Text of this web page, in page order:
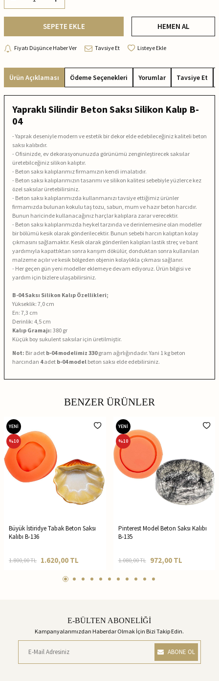
SEPETE EKLE HEMEN AL
Fiyatı Düşünce Haber Ver Tavsiye Et Listeye Ekle
Ürün Açıklaması Ödeme Seçenekleri Yorumlar Tavsiye Et
Yapraklı Silindir Beton Saksı Silikon Kalıp B-
04
- Yaprak deseniyle modern ve estetik bir dekor elde edebileceğiniz kaliteli beton
saksı kalıbıdır.
- Ofisinizde, ev dekorasyonunuzda görünümü zenginleştirecek saksılar
üretebilceğiniz silikon kalıptır.
- Beton saksı kalıplarımız firmamızın kendi imalatıdır.
- Beton saksı kalıplarımızın tasarımı ve silikon kalitesi sebebiyle yüzlerce kez
özel saksılar üretebilirsiniz.
- Beton saksı kalıplarımızda kullanmanızı tavsiye ettiğimiz ürünler
firmamızda bulunan kokulu taş tozu, sabun, mum ve hazır beton harcıdır.
Bunun haricinde kullanacağınız harçlar kalıplara zarar verecektir.
- Beton saksı kalıplarımızda heykel tarzında ve derinlemesine olan modeller
bir bölümü kesik olarak gönderilecektir. Bunun sebebi harcın kalıptan kolay
çıkmasını sağlamaktır. Kesik olarak gönderilen kalıpları lastik streç ve bant
yardımıyla kapattıktan sonra karışım dökülür, donduktan sonra kullanılan
malzeme açılır ve kesik bölgeden objenin kolaylıkla çıkması sağlanır.
- Her geçen gün yeni modeller eklemeye devam ediyoruz. Ürün bilgisi ve
yardım için bizlere ulaşabilirsiniz.
B-04 Saksı Silikon Kalıp Özellikleri;
Yükseklik: 7,0 cm
En: 7,3 cm
Derinlik: 4,5 cm
Kalıp Gramajı: 380 gr
Küçük boy sukulent saksılar için üretilmiştir.
Not: Bir adet b-04 modelimiz 330gram ağırlığındadır. Yani 1 kg beton
harcından 4adet b-04 model beton saksı elde edebilirsiniz.
BENZER ÜRÜNLER
YENİ
%10
Büyük İstiridye Tabak Beton Saksı
Kalıbı B-136
1.800,00TL 1.620,00 TL
YENİ
%10
Pinterest Model Beton Saksı Kalıbı
B-135
1.080,00TL 972,00TL
E-BÜLTEN ABONELİĞİ
Kampanyalarımızdan Haberdar Olmak İçin Bizi Takip Edin.
ABONE OL